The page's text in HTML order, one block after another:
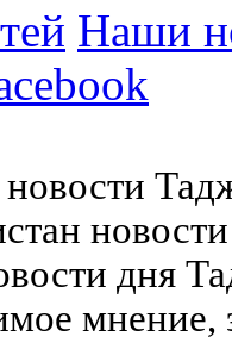
Наши
дня